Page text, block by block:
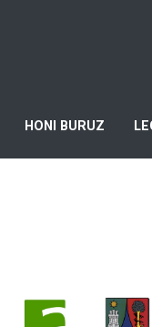
HONI BURUZ